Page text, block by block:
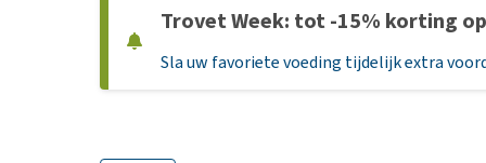
Hondenbrokken
Natvoer
Trovet Week: tot -15% korting
Sla uw favoriete voeding tijdelijk extra